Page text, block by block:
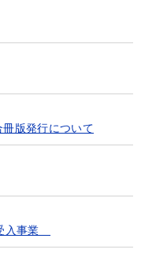
版発行について
入事業